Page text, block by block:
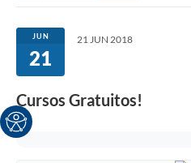
JUN
21
21 JUN 2018
Cursos Gratuitos!